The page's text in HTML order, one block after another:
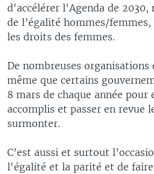
d'accélérer l'Agenda de 2030,
de l’égalité hommes/
les droits des femmes.
De nombreuses organisations
même que certains
8 mars de chaque année pour
accomplis et passer en revue
surmonter.
C’est aussi et surtout
l'égalité et la parité et de